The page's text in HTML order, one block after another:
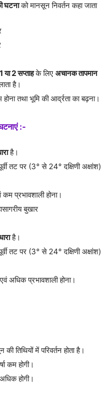
घटनाको मानसून निवर्तन कहा जाता
1 या 2 सप्ताहके लिए अचानक तापमान
है।
तथा भूमि की आर्द्रता का बढ़ना।
:-
है।
तट पर (3° से 24° दक्षिणी अक्षांश)
प्रभावशाली होना।
बुखार
है।
तट पर (3° से 24° दक्षिणी अक्षांश)
अधिक प्रभावशाली होना।
तिथियों में परिवर्तन होता है।
कम होगी।
होगी।